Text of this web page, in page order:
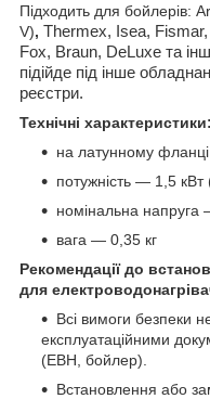
Підходить для бойлерів:
V), Thermex, Isea,
Fox, Braun, DeLuxe та
підійде під інше
реєстри.
Технічні характеристики:
на латунному
потужність — 1,5 кВт
номінальна
вага — 0,35 кг
Рекомендації до
для
Всі вимоги безпеки
експлуатаційними
(ЕВН, бойлер).
Встановлення або